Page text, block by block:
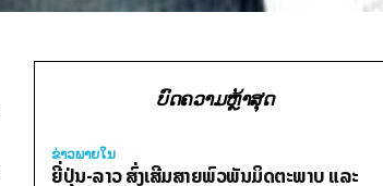
ບົດຄວາມຫຼ້າສຸດ
ຂ່າວພາຍ​ໃນ
ຍີ່ປຸ່ນ-ລາວ ສົ່ງເສີມສາຍພົວພັນມິດຕະພາບ ແລະ